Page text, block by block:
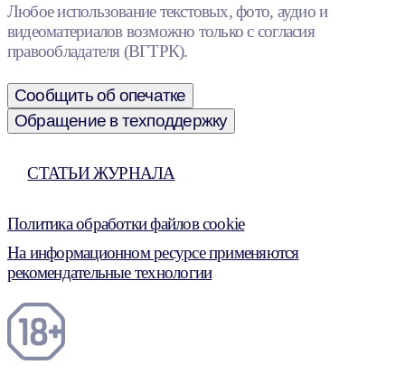
Любое использование текстовых, фото, аудио и
видеоматериалов возможно только с согласия
правообладателя (ВГТРК).
Сообщить об опечатке
Обращение в техподдержку
СТАТЬИ ЖУРНАЛА
Политика обработки файлов cookie
На информационном ресурсе применяются
рекомендательные технологии